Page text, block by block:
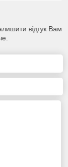
відгук Вам